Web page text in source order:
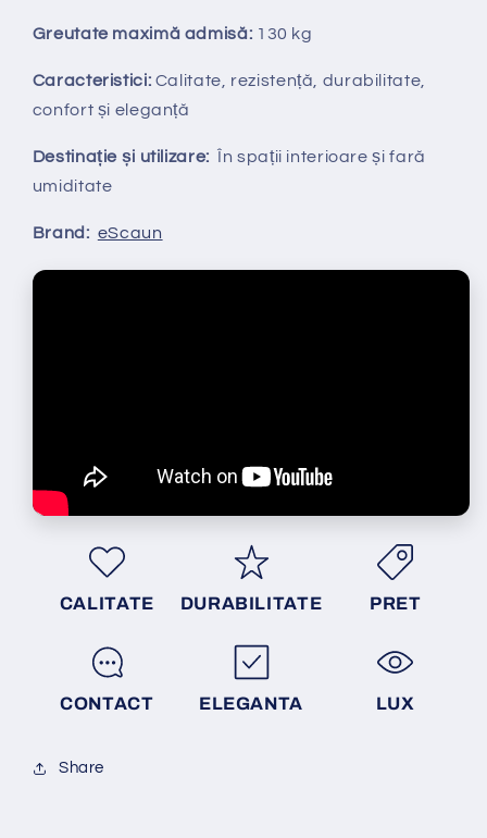
Greutate maximă admisă: 130 kg
Caracteristici: Calitate, rezistență, durabilitate,
confort și eleganță
Destinație și utilizare: În spații interioare și fară
umiditate
Brand: eScaun
CALITATE DURABILITATE PRET
CONTACT ELEGANTA LUX
Share